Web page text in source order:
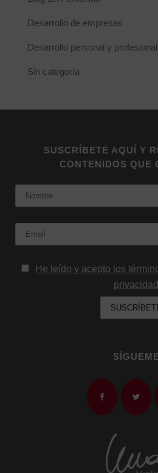
Desarrollo de empresas
Desarrollo personal y profesional
Sin categoría
SUSCRÍBETE AQUÍ Y
CONTENIDOS QUE
He leído y acepto los
privacidad
SÍGUEME